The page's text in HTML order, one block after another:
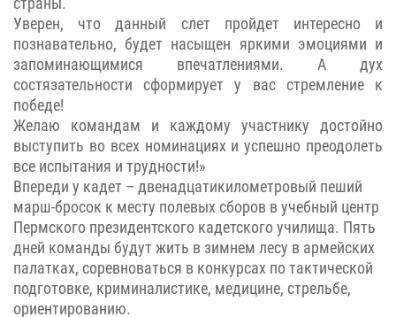
Уверен, что данный слет пройдет интересно и
познавательно, будет насыщен яркими эмоциями и
запоминающимися впечатлениями. А дух
состязательности сформирует у вас стремление к
победе!
Желаю командам и каждому участнику достойно
выступить во всех номинациях и успешно преодолеть
все испытания и трудности!»
Впереди у кадет – двенадцатикилометровый пеший
марш-бросок к месту полевых сборов в учебный центр
Пермского президентского кадетского училища. Пять
дней команды будут жить в зимнем лесу в армейских
палатках, соревноваться в конкурсах по тактической
подготовке, криминалистике, медицине, стрельбе,
ориентированию.